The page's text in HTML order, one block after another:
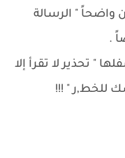
واضحاً " الرسالة
.
" تحذير لا تقرأ إلا
للخط,ر " !!!